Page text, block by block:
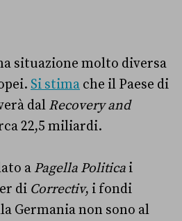
situazione molto diversa
Si stima che il Paese di
dal Recovery and
22,5 miliardi.
a Pagella Politica i
di Correctiv, i fondi
Germania non sono al